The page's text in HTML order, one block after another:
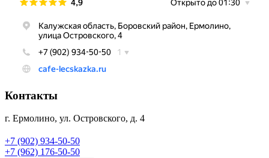
Контакты
г. Ермолино, ул. Островского, д. 4
+7 (902) 934-50-50
+7 (962) 176-50-50